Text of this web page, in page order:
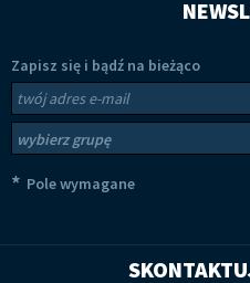
Zapisz się i bądź na bieżąco
Newsletter
* Pole wymagane